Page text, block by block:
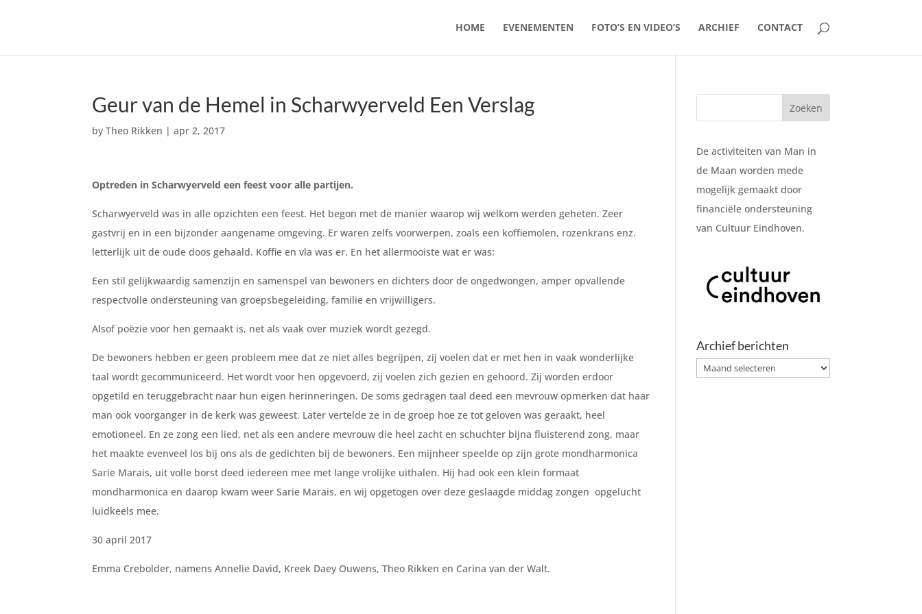
HOME EVENEMENTEN FOTO’S EN VIDEO’S ARCHIEF CONTACT
Geur van de Hemel in Scharwyerveld Een Verslag
byTheo Rikken |apr 2, 2017
Optreden in Scharwyerveld een feest voor alle partijen.
Scharwyerveld was in alle opzichten een feest. Het begon met de manier waarop wij welkom werden geheten. Zeer
gastvrij en in een bijzonder aangename omgeving. Er waren zelfs voorwerpen, zoals een koffiemolen, rozenkrans enz.
letterlijk uit de oude doos gehaald. Koffie en vla was er. En het allermooiste wat er was:
Een stil gelijkwaardig samenzijn en samenspel van bewoners en dichters door de ongedwongen, amper opvallende
respectvolle ondersteuning van groepsbegeleiding, familie en vrijwilligers.
Alsof poëzie voor hen gemaakt is, net als vaak over muziek wordt gezegd.
De bewoners hebben er geen probleem mee dat ze niet alles begrijpen, zij voelen dat er met hen in vaak wonderlijke
taal wordt gecommuniceerd. Het wordt voor hen opgevoerd, zij voelen zich gezien en gehoord. Zij worden erdoor
opgetild en teruggebracht naar hun eigen herinneringen. De soms gedragen taal deed een mevrouw opmerken dat haar
man ook voorganger in de kerk was geweest. Later vertelde ze in de groep hoe ze tot geloven was geraakt, heel
emotioneel. En ze zong een lied, net als een andere mevrouw die heel zacht en schuchter bijna fluisterend zong, maar
het maakte evenveel los bij ons als de gedichten bij de bewoners. Een mijnheer speelde op zijn grote mondharmonica
Sarie Marais, uit volle borst deed iedereen mee met lange vrolijke uithalen. Hij had ook een klein formaat
mondharmonica en daarop kwam weer Sarie Marais, en wij opgetogen over deze geslaagde middag zongen opgelucht
luidkeels mee.
30 april 2017
Emma Crebolder, namens Annelie David, Kreek Daey Ouwens, Theo Rikken en Carina van der Walt.
De activiteiten van Man in
de Maan worden mede
mogelijk gemaakt door
financiële ondersteuning
van Cultuur Eindhoven.
Archief berichten
Archief